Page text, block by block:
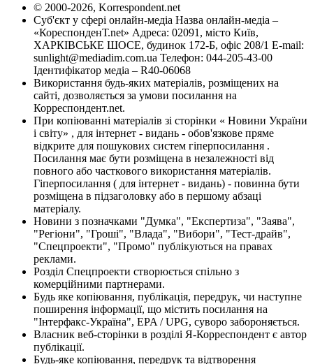
© 2000-2026, Korrespondent.net
Суб'єкт у сфері онлайн-медіа Назва онлайн-медіа –
«КореспонденТ.net» Адреса: 02091, місто Київ,
ХАРКІВСЬКЕ ШОСЕ, будинок 172-Б, офіс 208/1 E-mail:
sunlight@mediadim.com.ua Телефон: 044-205-43-00
Ідентифікатор медіа – R40-06068
Використання будь-яких матеріалів, розміщених на
сайті, дозволяється за умови посилання на
Корреспондент.net.
При копіюванні матеріалів зі сторінки « Новини України
і світу» , для інтернет - видань - обов'язкове пряме
відкрите для пошукових систем гіперпосилання .
Посилання має бути розміщена в незалежності від
повного або часткового використання матеріалів.
Гіперпосилання ( для інтернет - видань) - повинна бути
розміщена в підзаголовку або в першому абзаці
матеріалу.
Новини з позначками "Думка", "Експертиза", "Заява",
"Регіони", "Гроші", "Влада", "Вибори", "Тест-драйв",
"Спецпроекти", "Промо" публікуються на правах
реклами.
Розділ Спецпроекти створюється спільно з
комерційними партнерами.
Будь яке копіювання, публікація, передрук, чи наступне
поширення інформації, що містить посилання на
"Інтерфакс-Україна", EPA / UPG, суворо забороняється.
Власник веб-сторінки в розділі Я-Корреспондент є автор
публікації.
Будь-яке копіювання, передрук та відтворення